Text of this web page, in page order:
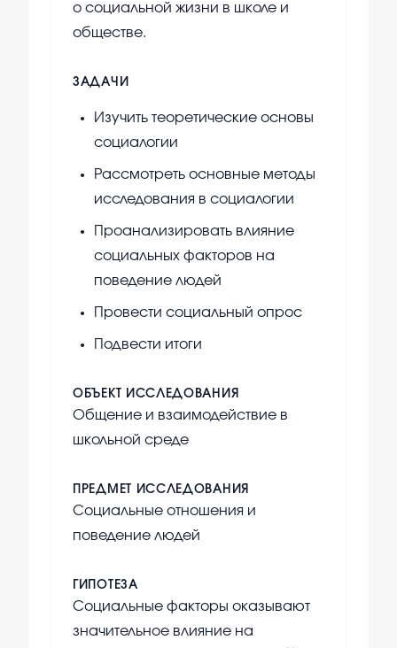
о социальной жизни в школе и
обществе.
ЗАДАЧИ
Изучить теоретические основы
социалогии
Рассмотреть основные методы
исследования в социалогии
Проанализировать влияние
социальных факторов на
поведение людей
Провести социальный опрос
Подвести итоги
ОБЪЕКТ ИССЛЕДОВАНИЯ
Общение и взаимодействие в
школьной среде
ПРЕДМЕТ ИССЛЕДОВАНИЯ
Социальные отношения и
поведение людей
ГИПОТЕЗА
Социальные факторы оказывают
значительное влияние на